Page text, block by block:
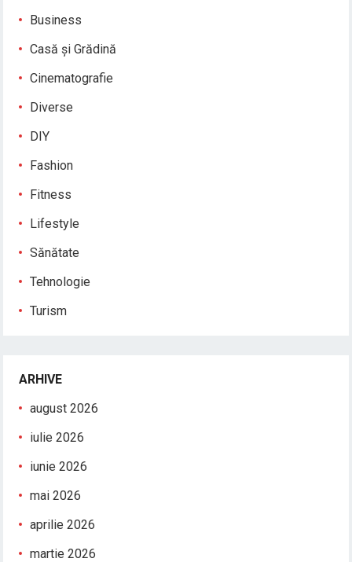
Business
Casă și Grădină
Cinematografie
Diverse
DIY
Fashion
Fitness
Lifestyle
Sănătate
Tehnologie
Turism
ARHIVE
august 2026
iulie 2026
iunie 2026
mai 2026
aprilie 2026
martie 2026